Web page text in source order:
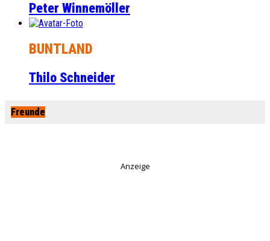
Peter Winnemöller
BUNTLAND
Thilo Schneider
Freunde
Anzeige